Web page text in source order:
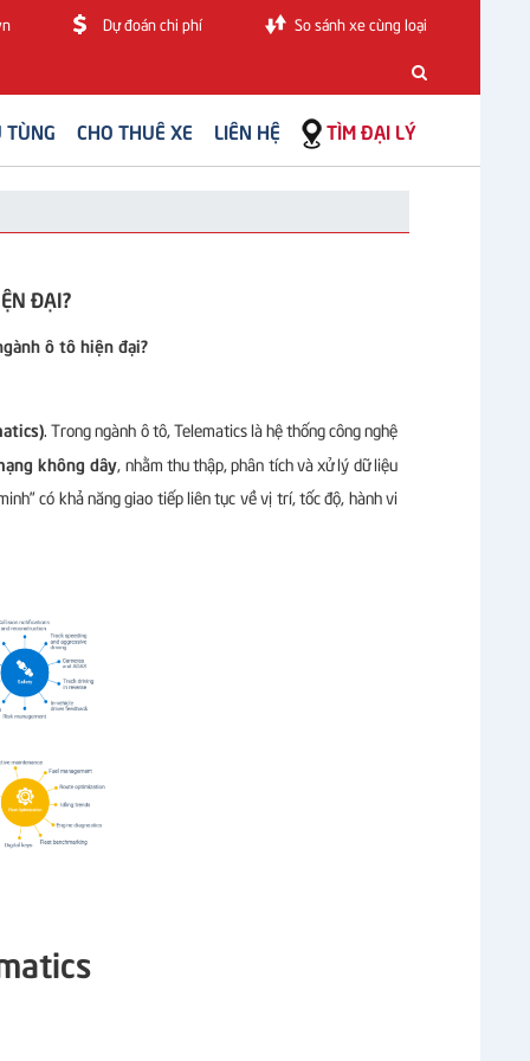
Dự đoán chi phí So sánh xe cùng loại
TÙNG CHO THUÊ XE LIÊN HỆ TÌM ĐẠI LÝ
ĐẠI?
ô tô hiện đại?
. Trong ngành ô tô, Telematics là hệ thống công nghệ
không dây, nhằm thu thập, phân tích và xử lý dữ liệu
có khả năng giao tiếp liên tục về vị trí, tốc độ, hành vi